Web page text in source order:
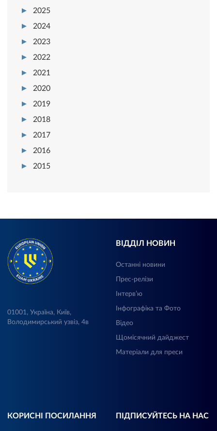
2025
2024
2023
2022
2021
2020
2019
2018
2017
2016
2015
01001, Україна, Київ,
Володимирський узвіз, 4в
ВІДДІЛ НОВИН
Останні новини
Прес-релізи
Інтерв’ю
Інфографіка та Фото
Відео
Щомісячний дайджест
Матеріали для преси
КОРИСНІ ПОСИЛАННЯ ПІДПИСУЙТЕСЬ НА НАС